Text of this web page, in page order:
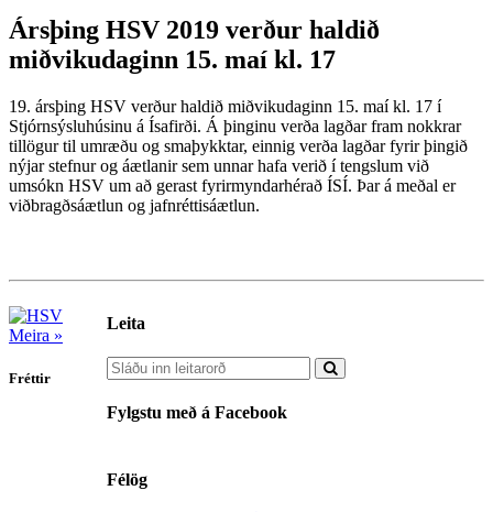
Ársþing HSV 2019 verður haldið
miðvikudaginn 15. maí kl. 17
19. ársþing HSV verður haldið miðvikudaginn 15. maí kl. 17 í
Stjórnsýsluhúsinu á Ísafirði. Á þinginu verða lagðar fram nokkrar
tillögur til umræðu og smaþykktar, einnig verða lagðar fyrir þingið
nýjar stefnur og áætlanir sem unnar hafa verið í tengslum við
umsókn HSV um að gerast fyrirmyndarhérað ÍSÍ. Þar á meðal er
viðbragðsáætlun og jafnréttisáætlun.
Leita
Fylgstu með á Facebook
Félög
Meira »
Fréttir